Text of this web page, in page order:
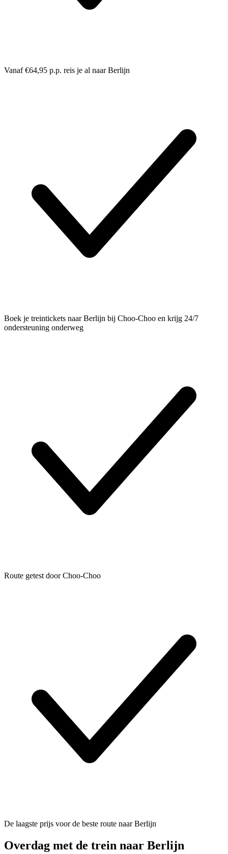
Vanaf €64,95 p.p. reis je al naar Berlijn
Boek je treintickets naar Berlijn bij Choo-Choo en krijg 24/7
ondersteuning onderweg
Route getest door Choo-Choo
De laagste prijs voor de beste route naar Berlijn
Overdag met de trein naar Berlijn